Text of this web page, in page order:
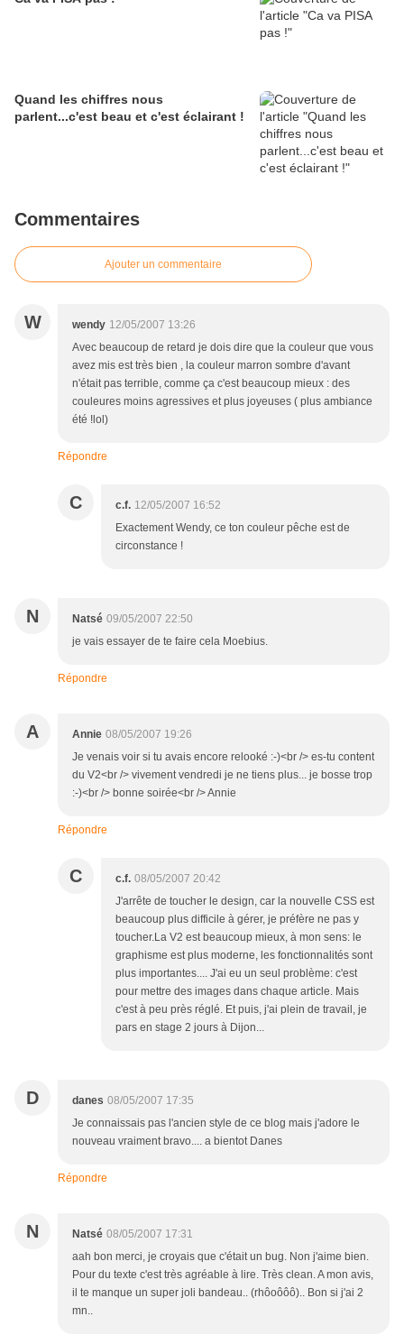
Quand les chiffres nous
parlent...c'est beau et c'est éclairant !
Commentaires
Ajouter un commentaire
W wendy 12/05/2007 13:26
Avec beaucoup de retard je dois dire que la couleur que vous
avez mis est très bien , la couleur marron sombre d'avant
n'était pas terrible, comme ça c'est beaucoup mieux : des
couleures moins agressives et plus joyeuses ( plus ambiance
été !lol)
Répondre
C c.f. 12/05/2007 16:52
Exactement Wendy, ce ton couleur pêche est de
circonstance !
N Natsé 09/05/2007 22:50
je vais essayer de te faire cela Moebius.
Répondre
A Annie 08/05/2007 19:26
Je venais voir si tu avais encore relooké :-)<br /> es-tu content
du V2<br /> vivement vendredi je ne tiens plus... je bosse trop
:-)<br /> bonne soirée<br /> Annie
Répondre
C c.f. 08/05/2007 20:42
J'arrête de toucher le design, car la nouvelle CSS est
beaucoup plus difficile à gérer, je préfère ne pas y
toucher.La V2 est beaucoup mieux, à mon sens: le
graphisme est plus moderne, les fonctionnalités sont
plus importantes.... J'ai eu un seul problème: c'est
pour mettre des images dans chaque article. Mais
c'est à peu près réglé. Et puis, j'ai plein de travail, je
pars en stage 2 jours à Dijon...
D danes 08/05/2007 17:35
Je connaissais pas l'ancien style de ce blog mais j'adore le
nouveau vraiment bravo.... a bientot Danes
Répondre
N Natsé 08/05/2007 17:31
aah bon merci, je croyais que c'était un bug. Non j'aime bien.
Pour du texte c'est très agréable à lire. Très clean. A mon avis,
il te manque un super joli bandeau.. (rhôoôôô).. Bon si j'ai 2
mn..